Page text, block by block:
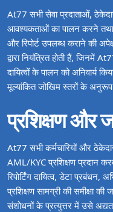
At77 सभी सेवा प्रदाताओं,
आवश्यकताओं का पालन करने तथा
और रिपोर्ट उपलब्ध कराने की
द्वारा नियंत्रित होती हैं,
दायित्वों के पालन को अनिवार्य
मूल्यांकित जोखिम स्तरों के अनुरूप
प्रशिक्षण और
At77 सभी कर्मचारियों और
AML/KYC प्रशिक्षण प्रदान
रिपोर्टिंग दायित्व, डेटा
प्रशिक्षण सामग्री की समीक्षा
संशोधनों के प्रत्युत्तर में उसे